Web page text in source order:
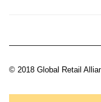
© 2018 Global Retail